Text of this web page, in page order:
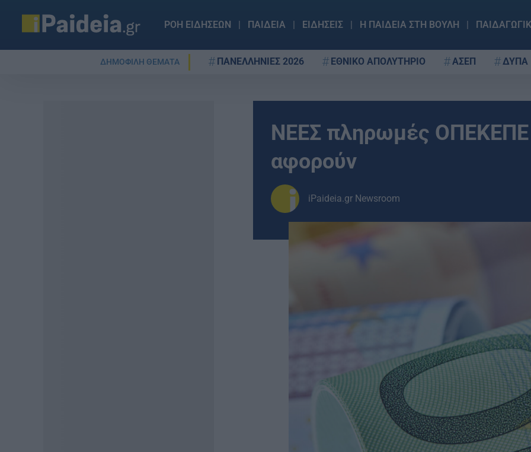
ΡΟΗ ΕΙΔΗΣΕΩΝ ΠΑΙΔΕΙΑ ΕΙΔΗΣΕΙΣ Η ΠΑΙΔΕΙΑ ΣΤΗ ΒΟΥΛΗ
ΔΗΜΟΦΙΛΗ ΘΕΜΑΤΑ ΠΑΝΕΛΛΗΝΙΕΣ 2026 ΕΘΝΙΚΟ ΑΠΟΛΥΤΗΡΙΟ ΑΣΕΠ ΔΥΠΑ
ΝΕΕΣ πληρωμές ΟΠΕΚΕΠΕ
αφορούν
iPaideia.gr Newsroom